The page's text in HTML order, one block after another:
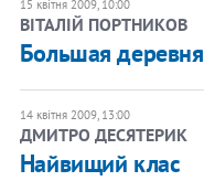
15 квітня 2009, 10:00
ВІТАЛІЙ ПОРТНИКОВ
Большая деревня
14 квітня 2009, 13:00
ДМИТРО ДЕСЯТЕРИК
Найвищий клас